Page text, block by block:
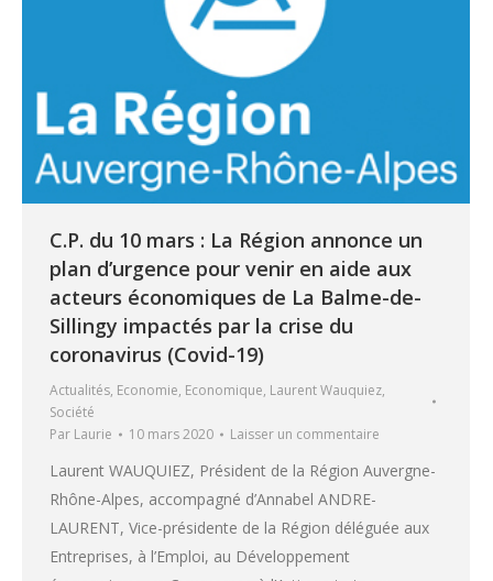
C.P. du 10 mars : La Région annonce un
plan d’urgence pour venir en aide aux
acteurs économiques de La Balme-de-
Sillingy impactés par la crise du
coronavirus (Covid-19)
Actualités, Economie, Economique, Laurent Wauquiez,
Société
Par Laurie 10 mars 2020 Laisser un commentaire
Laurent WAUQUIEZ, Président de la Région Auvergne-
Rhône-Alpes, accompagné d’Annabel ANDRE-
LAURENT, Vice-présidente de la Région déléguée aux
Entreprises, à l’Emploi, au Développement